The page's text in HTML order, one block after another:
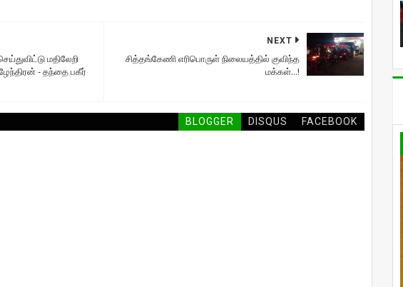
NEXT
சித்தங்கேணி எரிபொருள் நிலையத்தில் குவிந்த
மக்கள்...!
மதிலேறி
- தந்தை பகீர்
BLOGGER DISQUS FACEBOOK